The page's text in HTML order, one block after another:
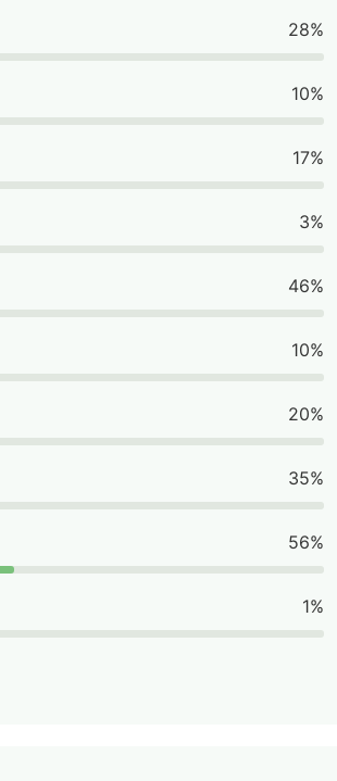
28%
10%
17%
3%
46%
10%
20%
35%
56%
1%